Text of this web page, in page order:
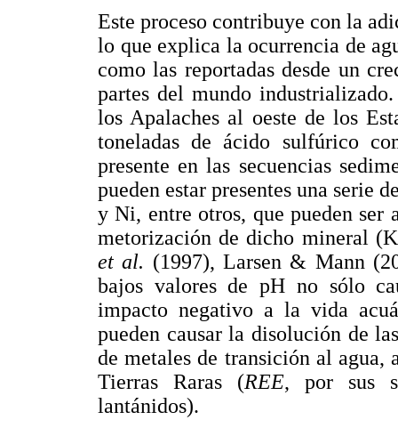
Este proceso contribuye con la
lo que explica la ocurrencia de
como las reportadas desde un
partes del mundo
los Apalaches al oeste de los
toneladas de ácido sulfúrico
presente en las secuencias
pueden estar presentes una serie
y Ni, entre otros, que pueden ser
metorización de dicho mineral
et al. (1997), Larsen & Mann
bajos valores de pH no sólo
impacto negativo a la vida
pueden causar la disolución de
de metales de transición al agua,
Tierras Raras (REE, por sus
lantánidos).